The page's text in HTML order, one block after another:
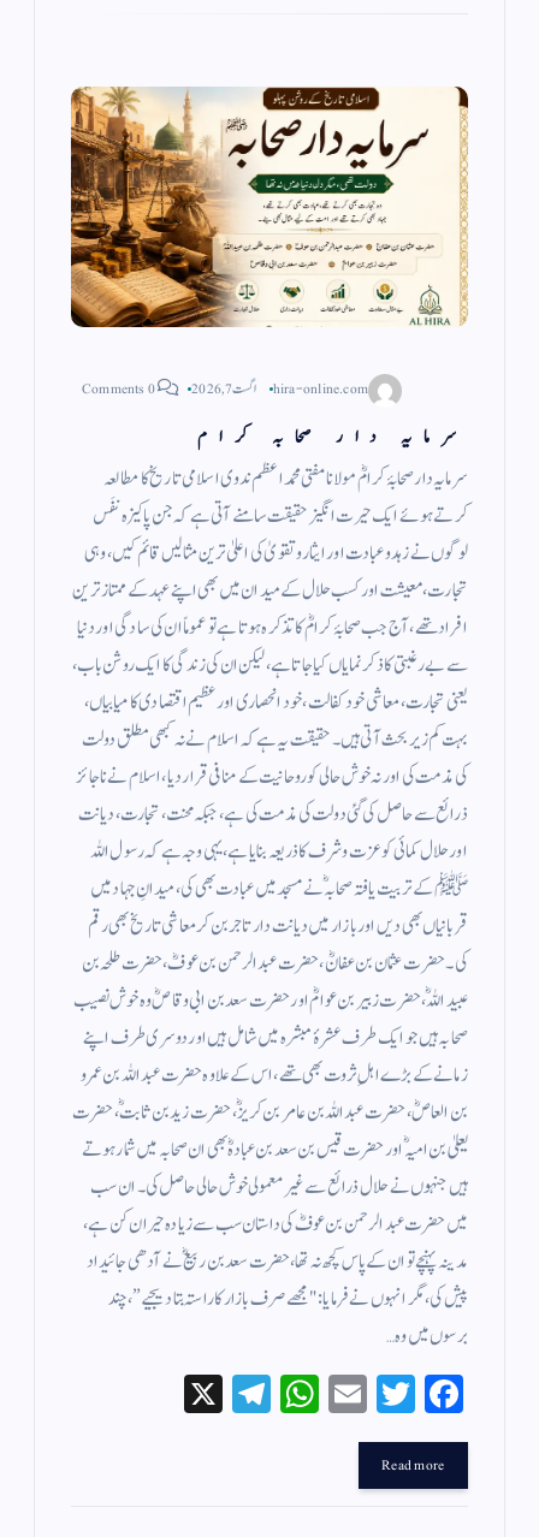
hira-online.com اگست 7, 2026 0 Comments
سرمایہ دار صحابہ کرام
سرمایہ دار صحابۂ کرامؓ مولانا مفتی محمد اعظم ندوی اسلامی تاریخ کا مطالعہ
کرتے ہوئے ایک حیرت انگیز حقیقت سامنے آتی ہے کہ جن پاکیزہ نفَس
لوگوں نے زہد وعبادت اور ایثار وتقویٰ کی اعلیٰ ترین مثالیں قائم کیں، وہی
تجارت، معیشت اور کسب حلال کے میدان میں بھی اپنے عہد کے ممتاز ترین
افراد تھے، آج جب صحابۂ کرامؓ کا تذکرہ ہوتا ہے تو عموماً ان کی سادگی اور دنیا
سے بے رغبتی کا ذکر نمایاں کیا جاتا ہے، لیکن ان کی زندگی کا ایک روشن باب،
یعنی تجارت، معاشی خود کفالت، خود انحصاری اور عظیم اقتصادی کامیابیاں،
بہت کم زیر بحث آتی ہیں۔ حقیقت یہ ہے کہ اسلام نے نہ کبھی مطلق دولت
کی مذمت کی اور نہ خوش حالی کو روحانیت کے منافی قرار دیا، اسلام نے ناجائز
ذرائع سے حاصل کی گئی دولت کی مذمت کی ہے، جبکہ محنت، تجارت، دیانت
اور حلال کمائی کو عزت وشرف کا ذریعہ بنایا ہے، یہی وجہ ہے کہ رسول اللہ
ﷺ کے تربیت یافتہ صحابہؓ نے مسجد میں عبادت بھی کی، میدانِ جہاد میں
قربانیاں بھی دیں اور بازار میں دیانت دار تاجر بن کر معاشی تاریخ بھی رقم
کی۔ حضرت عثمان بن عفانؓ، حضرت عبدالرحمن بن عوفؓ، حضرت طلحہ بن
عبیداللہؓ، حضرت زبیر بن عوامؓ اور حضرت سعد بن ابی وقاصؓ وہ خوش نصیب
صحابہ ہیں جو ایک طرف عشرۂ مبشرہ میں شامل ہیں اور دوسری طرف اپنے
زمانے کے بڑے اہلِ ثروت بھی تھے، اس کے علاوہ حضرت عبداللہ بن عمرو
بن العاصؓ، حضرت عبداللہ بن عامر بن کریزؓ، حضرت زید بن ثابتؓ، حضرت
یعلیٰ بن امیہؓ اور حضرت قیس بن سعد بن عبادہؓ بھی ان صحابہ میں شمار ہوتے
ہیں جنہوں نے حلال ذرائع سے غیر معمولی خوش حالی حاصل کی۔ ان سب
میں حضرت عبدالرحمن بن عوفؓ کی داستان سب سے زیادہ حیران کن ہے،
مدینہ پہنچے تو ان کے پاس کچھ نہ تھا، حضرت سعد بن ربیعؓ نے آدھی جائیداد
پیش کی، مگر انہوں نے فرمایا: "مجھے صرف بازار کا راستہ بتا دیجیے”، چند
برسوں میں وہ…
Fa
ce
bo
ok
T
wi
r
E
m
W
ha
Te
le
Read more